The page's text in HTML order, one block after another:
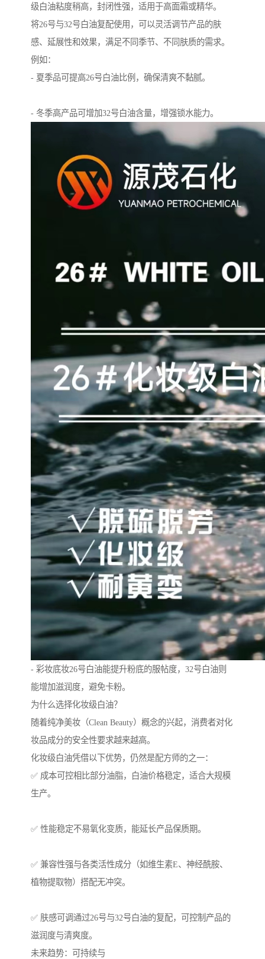
级白油粘度稍高，封闭性强，适用于高面霜或精华。
将26号与32号白油复配使用，可以灵活调节产品的肤
感、延展性和效果，满足不同季节、不同肤质的需求。
例如：
- 夏季品可提高26号白油比例，确保清爽不黏腻。
- 冬季高产品可增加32号白油含量，增强锁水能力。
- 彩妆底妆26号白油能提升粉底的服帖度，32号白油则
能增加滋润度，避免卡粉。
为什么选择化妆级白油？
随着纯净美妆（Clean Beauty）概念的兴起，消费者对化
妆品成分的安全性要求越来越高。
化妆级白油凭借以下优势，仍然是配方师的之一：
✅ 成本可控相比部分油脂，白油价格稳定，适合大规模
生产。
✅ 性能稳定不易氧化变质，能延长产品保质期。
✅ 兼容性强与各类活性成分（如维生素E、神经酰胺、
植物提取物）搭配无冲突。
✅ 肤感可调通过26号与32号白油的复配，可控制产品的
滋润度与清爽度。
未来趋势：可持续与